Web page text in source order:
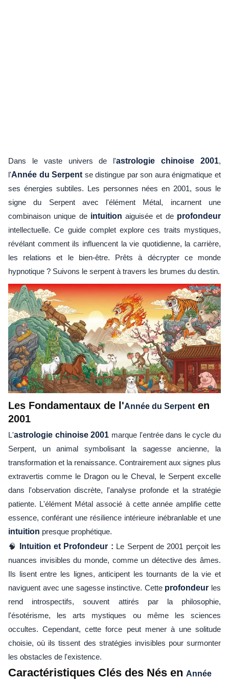
Dans le vaste univers de l'astrologie chinoise 2001,
l'Année du Serpent se distingue par son aura énigmatique et
ses énergies subtiles. Les personnes nées en 2001, sous le
signe du Serpent avec l'élément Métal, incarnent une
combinaison unique de intuition aiguisée et de profondeur
intellectuelle. Ce guide complet explore ces traits mystiques,
révélant comment ils influencent la vie quotidienne, la carrière,
les relations et le bien-être. Prêts à décrypter ce monde
hypnotique ? Suivons le serpent à travers les brumes du destin.
Les Fondamentaux de l'Année du Serpent en
2001
L'astrologie chinoise 2001 marque l'entrée dans le cycle du
Serpent, un animal symbolisant la sagesse ancienne, la
transformation et la renaissance. Contrairement aux signes plus
extravertis comme le Dragon ou le Cheval, le Serpent excelle
dans l'observation discrète, l'analyse profonde et la stratégie
patiente. L'élément Métal associé à cette année amplifie cette
essence, conférant une résilience intérieure inébranlable et une
intuition presque prophétique.
🧠
Intuition et Profondeur : Le Serpent de 2001 perçoit les
nuances invisibles du monde, comme un détective des âmes.
Ils lisent entre les lignes, anticipent les tournants de la vie et
naviguent avec une sagesse instinctive. Cette profondeur les
rend introspectifs, souvent attirés par la philosophie,
l'ésotérisme, les arts mystiques ou même les sciences
occultes. Cependant, cette force peut mener à une solitude
choisie, où ils tissent des stratégies invisibles pour surmonter
les obstacles de l'existence.
Caractéristiques Clés des Nés en Année